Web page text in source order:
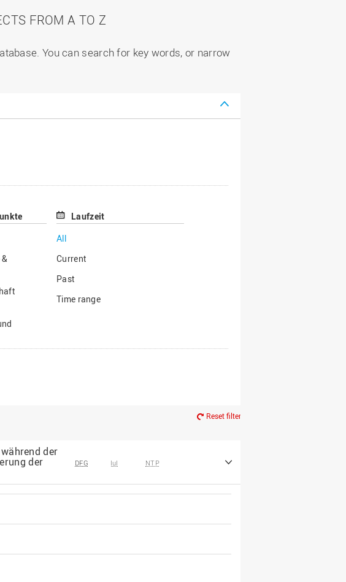
FROM A TO Z
You can search for key words, or narrow
Laufzeit
All
Current
Past
Time range
Reset filter
der
der DFG IuI NTP